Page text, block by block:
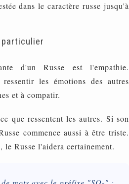
dans le caractère russe jusqu'à
d'un Russe est l'empathie.
les émotions des autres
et à compatir.
que ressentent les autres. Si son
commence aussi à être triste.
le Russe l'aidera certainement.